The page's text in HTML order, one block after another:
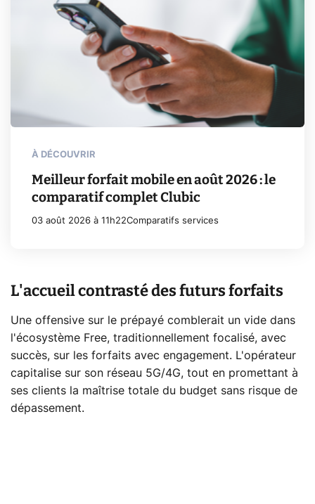
À DÉCOUVRIR
Meilleur forfait mobile en août 2026 : le
comparatif complet Clubic
03 août 2026 à 11h22Comparatifs services
L'accueil contrasté des futurs forfaits
Une offensive sur le prépayé comblerait un vide dans
l'écosystème Free, traditionnellement focalisé, avec
succès, sur les forfaits avec engagement. L'opérateur
capitalise sur son réseau 5G/4G, tout en promettant à
ses clients la maîtrise totale du budget sans risque de
dépassement.